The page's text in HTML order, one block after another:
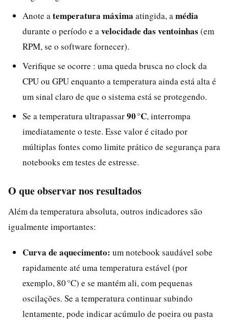
Anote a temperatura máxima atingida, a média
durante o período e a velocidade das ventoinhas (em
RPM, se o software fornecer).
Verifique se ocorre : uma queda brusca no clock da
CPU ou GPU enquanto a temperatura ainda está alta é
um sinal claro de que o sistema está se protegendo.
Se a temperatura ultrapassar90 °C, interrompa
imediatamente o teste. Esse valor é citado por
múltiplas fontes como limite prático de segurança para
notebooks em testes de estresse.
O que observar nos resultados
Além da temperatura absoluta, outros indicadores são
igualmente importantes:
Curva de aquecimento: um notebook saudável sobe
rapidamente até uma temperatura estável (por
exemplo, 80 °C) e se mantém ali, com pequenas
oscilações. Se a temperatura continuar subindo
lentamente, pode indicar acúmulo de poeira ou pasta